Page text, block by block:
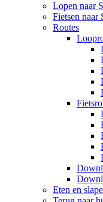
Lopen naar
Fietsen naar
Routes
Eten en